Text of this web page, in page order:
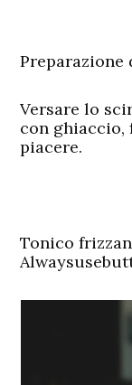
Versare lo
con ghiaccio,
piacere.
Tonico